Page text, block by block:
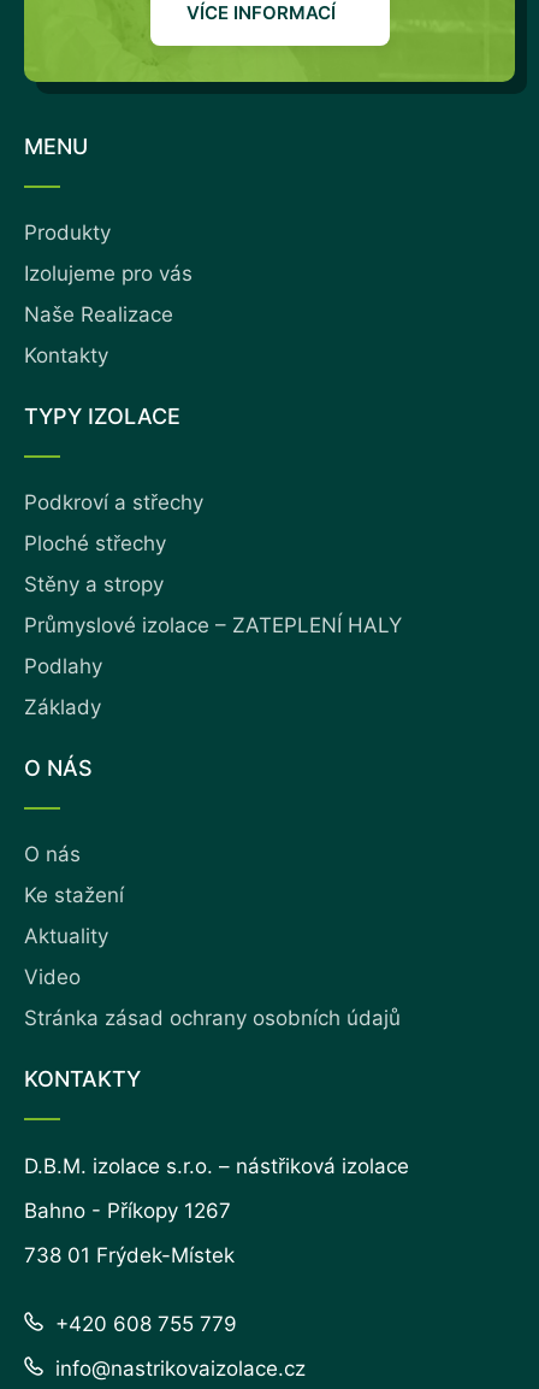
VÍCE INFORMACÍ
MENU
Produkty
Izolujeme pro vás
Naše Realizace
Kontakty
TYPY IZOLACE
Podkroví a střechy
Ploché střechy
Stěny a stropy
Průmyslové izolace – ZATEPLENÍ HALY
Podlahy
Základy
O NÁS
O nás
Ke stažení
Aktuality
Video
Stránka zásad ochrany osobních údajů
KONTAKTY
D.B.M. izolace s.r.o. – nástřiková izolace
Bahno - Příkopy 1267
738 01 Frýdek-Místek
+420 608 755 779
info@nastrikovaizolace.cz